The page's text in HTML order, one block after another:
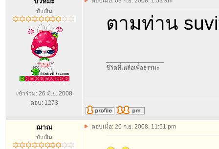
บัวเงิน
เข้าร่วม: 26 มิ.ย. 2008
ตอบ: 1273
ตามท่าน
ชีวิตที่เหลือเพื่อธรรมะ
ฌาณ
บัวเงิน
ตอบเมื่อ: 20 ก.ย. 2008, 11:51 pm